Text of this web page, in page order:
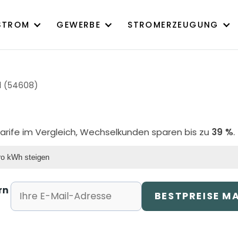
GEWERBE STROMERZEUGUNG
(54608)
im Vergleich, Wechselkunden sparen bis zu 39 %.
kWh steigen
BESTPREISE